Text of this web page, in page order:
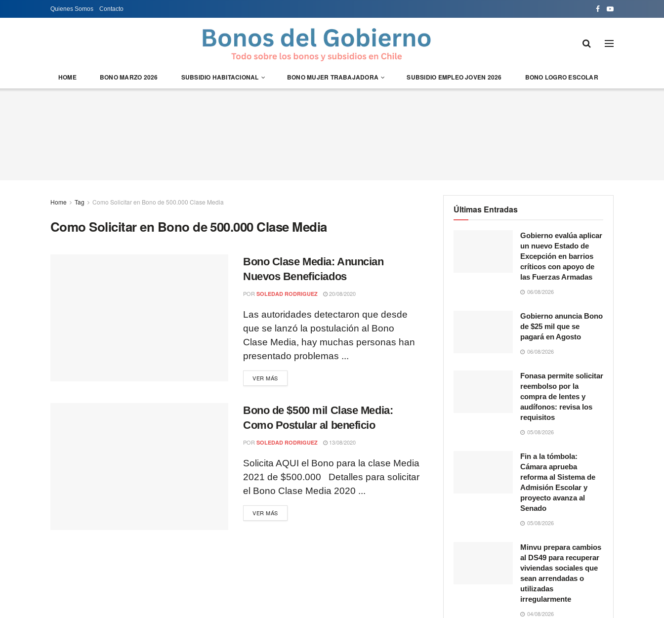
Quienes Somos Contacto
HOME BONO MARZO 2026 SUBSIDIO HABITACIONAL BONO MUJER TRABAJADORA SUBSIDIO EMPLEO JOVEN 2026 BONO LOGRO ESCOLAR
Home Tag Como Solicitar en Bono de 500.000 Clase Media
Como Solicitar en Bono de 500.000 Clase Media
Bono Clase Media: Anuncian
Nuevos Beneficiados
POR SOLEDAD RODRIGUEZ 20/08/2020
Las autoridades detectaron que desde
que se lanzó la postulación al Bono
Clase Media, hay muchas personas han
presentado problemas ...
VER MÁS
Bono de $500 mil Clase Media:
Como Postular al beneficio
POR SOLEDAD RODRIGUEZ 13/08/2020
Solicita AQUI el Bono para la clase Media
2021 de $500.000 Detalles para solicitar
el Bono Clase Media 2020 ...
VER MÁS
Últimas Entradas
Gobierno evalúa aplicar
un nuevo Estado de
Excepción en barrios
críticos con apoyo de
las Fuerzas Armadas
06/08/2026
Gobierno anuncia Bono
de $25 mil que se
pagará en Agosto
06/08/2026
Fonasa permite solicitar
reembolso por la
compra de lentes y
audífonos: revisa los
requisitos
05/08/2026
Fin a la tómbola:
Cámara aprueba
reforma al Sistema de
Admisión Escolar y
proyecto avanza al
Senado
05/08/2026
Minvu prepara cambios
al DS49 para recuperar
viviendas sociales que
sean arrendadas o
utilizadas
irregularmente
04/08/2026